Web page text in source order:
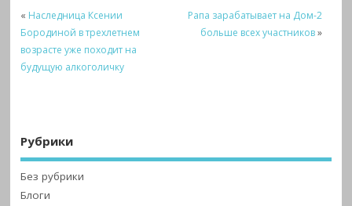
« Наследница Ксении
Бородиной в трехлетнем
возрасте уже походит на
будущую алкоголичку
Рапа зарабатывает на Дом-2
больше всех участников»
Рубрики
Без рубрики
Блоги